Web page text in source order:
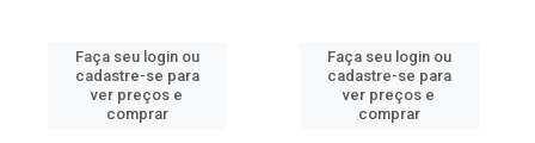
Faça seu login ou
cadastre-se para
ver preços e
comprar
Faça seu login ou
cadastre-se para
ver preços e
comprar